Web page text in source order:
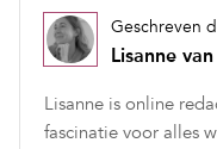
Geschreven
Lisanne
Lisanne is online
fascinatie voor alles